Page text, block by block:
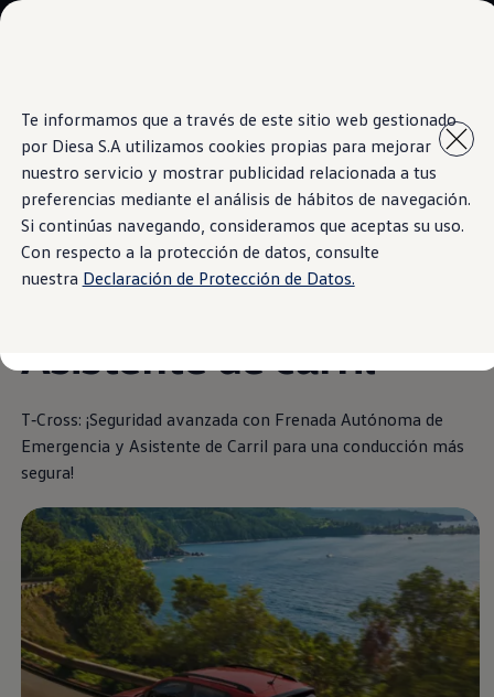
Te informamos que a través de este sitio web gestionado
por Diesa S.A utilizamos cookies propias para mejorar
nuestro servicio y mostrar publicidad relacionada a tus
preferencias mediante el análisis de hábitos de navegación.
Si continúas navegando, consideramos que aceptas su uso.
Con respecto a la protección de datos, consulte
nuestra Declaración de Protección de Datos.
contenido
principal
a pie
de
página
Contáctenos
Marca y Experiencia
Volkswagen Paraguay
Espacio Exclusivo para Prensa
Latin NCAP
Tengo un Volkswagen
Manuales Volkswagen
Postventas
Agendamiento Online
Information
Frenado de
Emergencia &
Asistente de carril
T‑Cross: ¡Seguridad avanzada con Frenada Autónoma de
Emergencia y Asistente de Carril para una conducción más
segura!